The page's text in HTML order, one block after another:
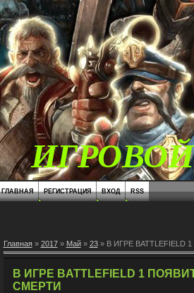
ГЛАВНАЯ РЕГИСТРАЦИЯ ВХОД RSS
Главная» 2017 » Май » 23» В ИГРЕ
В ИГРЕ BATTLEFIELD 1
СМЕРТИ